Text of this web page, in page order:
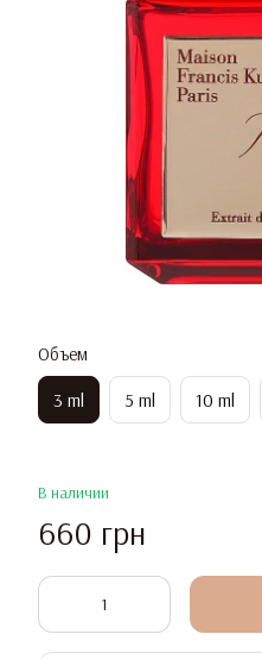
Объем
3 ml 5 ml 10 ml
В наличии
660 грн